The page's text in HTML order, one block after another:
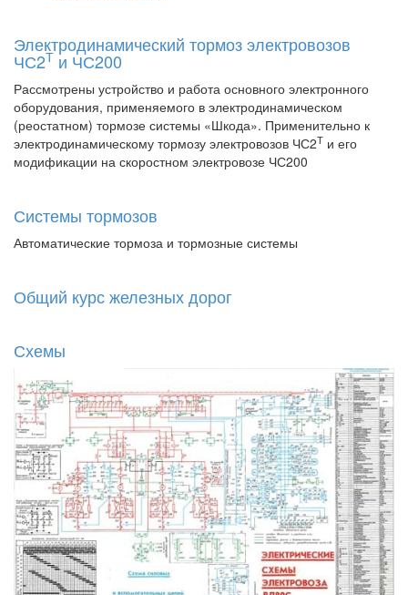
Электродинамический тормоз электровозов
ЧС2Т и ЧС200
Рассмотрены устройство и работа основного электронного
оборудования, применяемого в электродинамическом
(реостатном) тормозе системы «Шкода». Применительно к
электродинамическому тормозу электровозов ЧС2Т и его
модификации на скоростном электровозе ЧС200
Системы тормозов
Автоматические тормоза и тормозные системы
Общий курс железных дорог
Схемы